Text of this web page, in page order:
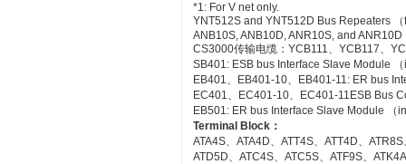
*1: For V net only.
YNT512S and YNT512D Bus Repeaters
ANB10S, ANB10D, ANR10S, and
CS3000传输电缆：YCB111、YCB117、
SB401: ESB bus Interface Slave Module
EB401、EB401-10、EB401-11: ER bus
EC401、EC401-10、EC401-11ESB Bus
EB501: ER bus Interface Slave Module （
Terminal Block ：
ATA4S、ATA4D、ATT4S、ATT4D、
ATD5D、ATC4S、ATC5S、ATF9S、